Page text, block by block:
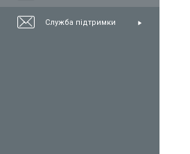
Служба підтримки